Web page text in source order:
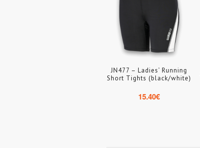
JN477 – Ladies’ Running
Short Tights (black/white)
15.40€